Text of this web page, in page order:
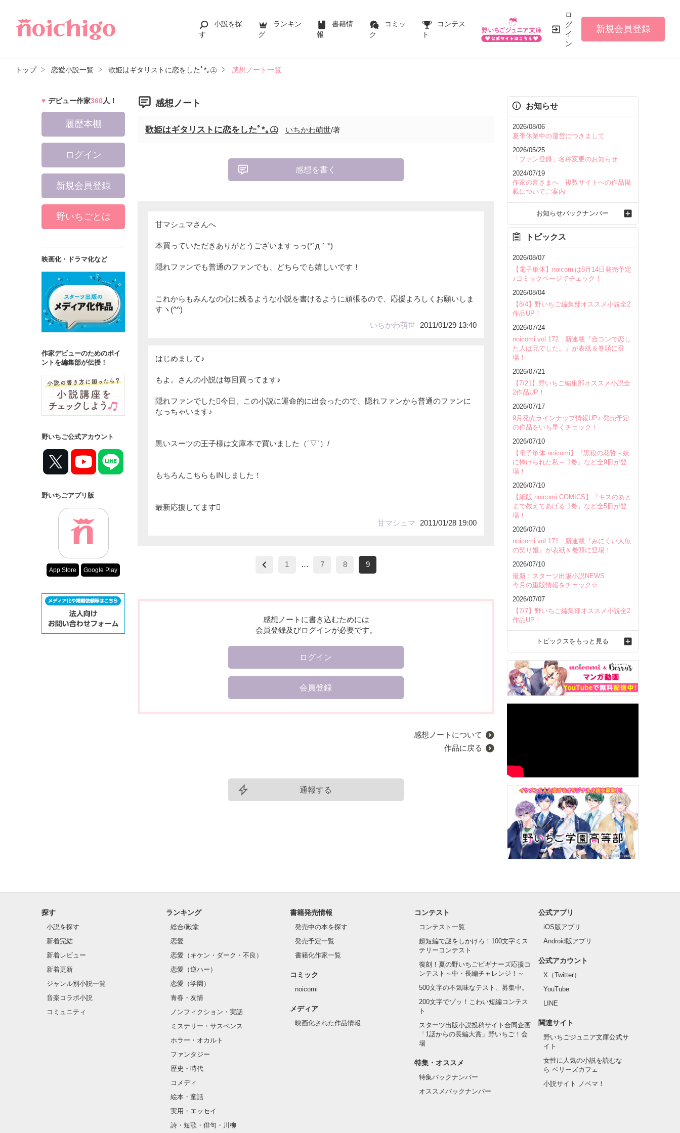
小説を探
す
ランキン
グ
書籍情
報
コミッ
ク
コンテス
ト
ロ
グ
イ
ン
新規会員登録
トップ 恋愛小説一覧 歌姫はギタリストに恋をしたﾟ*｡㊤ 感想ノート一覧
感想ノート
歌姫はギタリストに恋をしたﾟ*｡㊤ いちかわ萌世/著
感想を書く
甘マシュマさんへ
本買っていただきありがとうございますっっ(*´д｀*)
隠れファンでも普通のファンでも、どちらでも嬉しいです！
これからもみんなの心に残るような小説を書けるように頑張るので、応援よろしくお願いしま
すヽ(^^)
いちかわ萌世
2011/01/29 13:40
はじめまして♪
もよ。さんの小説は毎回買ってます♪
隠れファンでした今日、この小説に運命的に出会ったので、隠れファンから普通のファンに
なっちゃいます♪
黒いスーツの王子様は文庫本で買いました（´▽`）/
もちろんこちらもINしました！
最新応援してます
甘マシュマ
2011/01/28 19:00
1 … 7 8 9
感想ノートに書き込むためには
会員登録及びログインが必要です。
ログイン
会員登録
感想ノートについて
作品に戻る
通報する
デビュー作家360人！
履歴本棚
ログイン
新規会員登録
野いちごとは
映画化・ドラマ化など
作家デビューのためのポイ
ントを編集部が伝授！
野いちご公式アカウント
野いちごアプリ版
App Store Google Play
お知らせ
2026/08/06
夏季休業中の運営につきまして
2026/05/25
「ファン登録」名称変更のお知らせ
2024/07/19
作家の皆さまへ 複数サイトへの作品掲
載についてご案内
お知らせバックナンバー
トピックス
2026/08/07
【電子単体】noicomiは8月14日発売予定
♪コミックページでチェック！
2026/08/04
【8/4】野いちご編集部オススメ小説全2
作品UP！
2026/07/24
noicomi vol.172 新連載『合コンで恋し
た人は兄でした。』が表紙＆巻頭に登
場！
2026/07/21
【7/21】野いちご編集部オススメ小説全
2作品UP！
2026/07/17
9月発売ラインナップ情報UP♪ 発売予定
の作品をいち早くチェック！
2026/07/10
【電子単体 noicomi】『黒狼の花贄～妖
に捧げられた私～ 1巻』など全9冊が登
場！
2026/07/10
【紙版 noicomi COMICS】『キスのあと
まで教えてあげる 1巻』など全5冊が登
場！
2026/07/10
noicomi vol.171 新連載『みにくい人魚
の契り婚』が表紙＆巻頭に登場！
2026/07/10
最新！スターツ出版小説NEWS
今月の重版情報をチェック☆
2026/07/07
【7/7】野いちご編集部オススメ小説全2
作品UP！
トピックスをもっと見る
探す
小説を探す
新着完結
新着レビュー
新着更新
ジャンル別小説一覧
音楽コラボ小説
コミュニティ
ランキング
総合/殿堂
恋愛
恋愛（キケン・ダーク・不良）
恋愛（逆ハー）
恋愛（学園）
青春・友情
ノンフィクション・実話
ミステリー・サスペンス
ホラー・オカルト
ファンタジー
歴史・時代
コメディ
絵本・童話
実用・エッセイ
詩・短歌・俳句・川柳
書籍発売情報
発売中の本を探す
発売予定一覧
書籍化作家一覧
コミック
noicomi
メディア
映画化された作品情報
コンテスト
コンテスト一覧
超短編で謎をしかけろ！100文字ミス
テリーコンテスト
復刻！夏の野いちごビギナーズ応援コ
ンテスト～中・長編チャレンジ！～
500文字の不気味なテスト、募集中。
200文字でゾッ！こわい短編コンテス
ト
スターツ出版小説投稿サイト合同企画
「1話からの長編大賞」野いちご！会
場
特集・オススメ
特集バックナンバー
オススメバックナンバー
公式アプリ
iOS版アプリ
Android版アプリ
公式アカウント
X（Twitter）
YouTube
LINE
関連サイト
野いちごジュニア文庫公式サ
イト
女性に人気の小説を読むな
ら ベリーズカフェ
小説サイト ノベマ！